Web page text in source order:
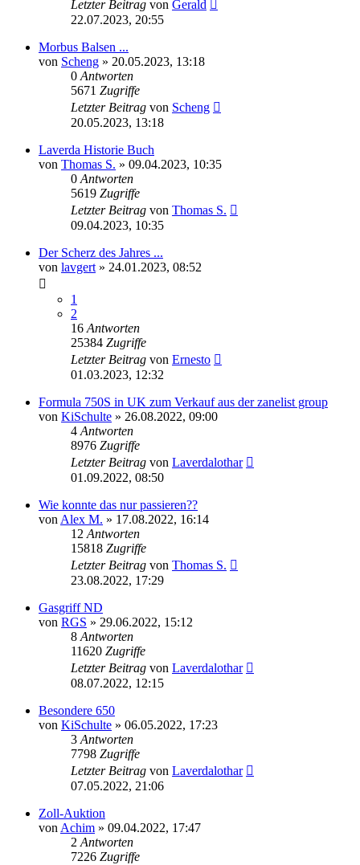
Letzter Beitrag von Gerald
22.07.2023, 20:55
Morbus Balsen ...
von Scheng » 20.05.2023, 13:18
0 Antworten
5671 Zugriffe
Letzter Beitrag von Scheng
20.05.2023, 13:18
Laverda Historie Buch
von Thomas S. » 09.04.2023, 10:35
0 Antworten
5619 Zugriffe
Letzter Beitrag von Thomas S.
09.04.2023, 10:35
Der Scherz des Jahres ...
von lavgert » 24.01.2023, 08:52
1
2
16 Antworten
25384 Zugriffe
Letzter Beitrag von Ernesto
01.03.2023, 12:32
Formula 750S in UK zum Verkauf aus der zanelist group
von KiSchulte » 26.08.2022, 09:00
4 Antworten
8976 Zugriffe
Letzter Beitrag von Laverdalothar
01.09.2022, 08:50
Wie konnte das nur passieren??
von Alex M. » 17.08.2022, 16:14
12 Antworten
15818 Zugriffe
Letzter Beitrag von Thomas S.
23.08.2022, 17:29
Gasgriff ND
von RGS » 29.06.2022, 15:12
8 Antworten
11620 Zugriffe
Letzter Beitrag von Laverdalothar
08.07.2022, 12:15
Besondere 650
von KiSchulte » 06.05.2022, 17:23
3 Antworten
7798 Zugriffe
Letzter Beitrag von Laverdalothar
07.05.2022, 21:06
Zoll-Auktion
von Achim » 09.04.2022, 17:47
2 Antworten
7226 Zugriffe